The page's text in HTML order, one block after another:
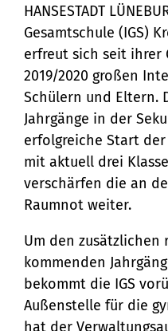
Bürgeramt
Online-
Sag's uns
Grünes
Umwelt
Bauen und
Straßen-
Mobilität
Kultur und
Sport
Bildung
Soziales
Sicherheit
eine Außenstelle im
HANSESTADT
Gesamtschule (IGS)
erfreut sich seit ihrer
2019/2020 großen
Schülern und Eltern.
Jahrgänge in der
erfolgreiche Start
mit aktuell drei
verschärfen die an
Raumnot weiter.
Um den
kommenden
bekommt die IGS
Außenstelle für die
hat der